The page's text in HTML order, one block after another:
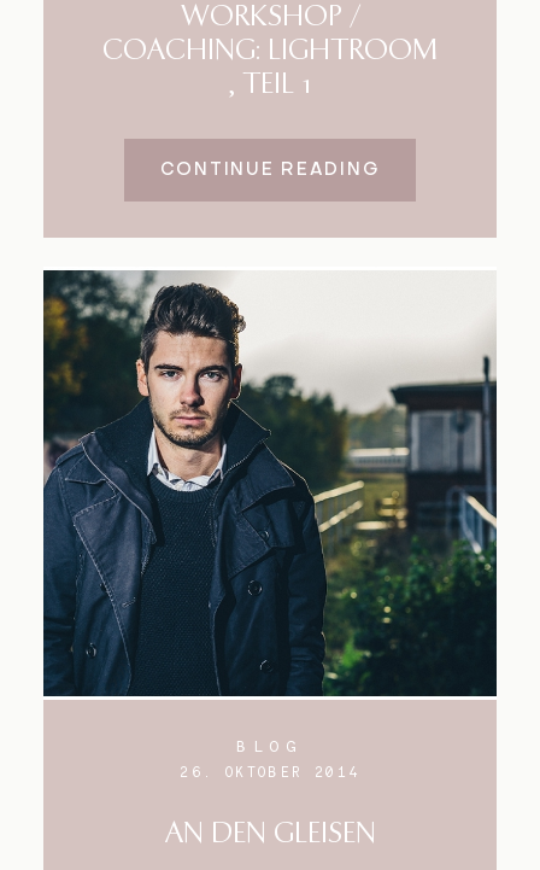
WORKSHOP /
COACHING: LIGHTROOM
, TEIL 1
CONTINUE READING
BLOG
26. OKTOBER 2014
AN DEN GLEISEN